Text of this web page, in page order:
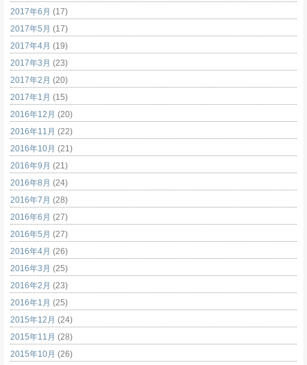
2017年6月 (17)
2017年5月 (17)
2017年4月 (19)
2017年3月 (23)
2017年2月 (20)
2017年1月 (15)
2016年12月 (20)
2016年11月 (22)
2016年10月 (21)
2016年9月 (21)
2016年8月 (24)
2016年7月 (28)
2016年6月 (27)
2016年5月 (27)
2016年4月 (26)
2016年3月 (25)
2016年2月 (23)
2016年1月 (25)
2015年12月 (24)
2015年11月 (28)
2015年10月 (26)